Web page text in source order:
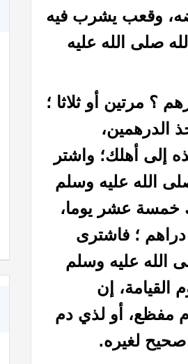
وقعب يشرب فيه
صلى الله عليه
؟ مرتين أو ثلاثا ؛
الدرهمين،
إلى أهلك؛ واشتر
الله عليه وسلم
خمسة عشر يوما،
؛ فاشترى
الله عليه وسلم
إن
مفظع، أو لذي دم
صحيح لغيره.